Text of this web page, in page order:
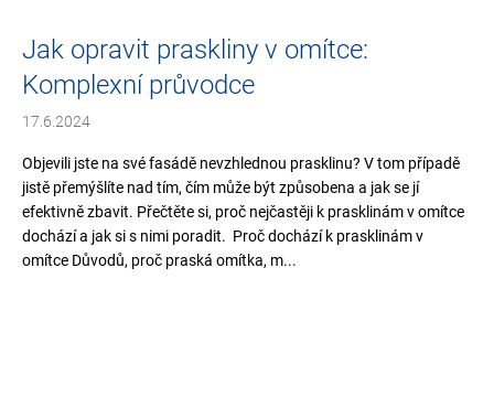
Jak opravit praskliny v omítce:
Komplexní průvodce
17.6.2024
Objevili jste na své fasádě nevzhlednou prasklinu? V tom případě
jistě přemýšlíte nad tím, čím může být způsobena a jak se jí
efektivně zbavit. Přečtěte si, proč nejčastěji k prasklinám v omítce
dochází a jak si s nimi poradit. Proč dochází k prasklinám v
omítce Důvodů, proč praská omítka, m...